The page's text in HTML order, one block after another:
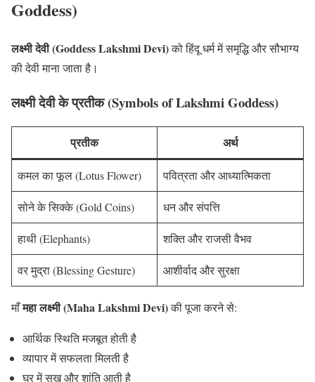
Goddess)
लक्ष्मी देवी (Goddess Lakshmi Devi)को हिंदू धर्म में समृद्धि और सौभाग्य
की देवी माना जाता है।
लक्ष्मी देवी के प्रतीक (Symbols of Lakshmi Goddess)
प्रतीक अर्थ
कमल का फूल (Lotus Flower) पवित्रता और आध्यात्मिकता
सोने के सिक्के (Gold Coins) धन और संपत्ति
हाथी (Elephants) शक्ति और राजसी वैभव
वर मुद्रा (Blessing Gesture) आशीर्वाद और सुरक्षा
माँमहा लक्ष्मी (Maha Lakshmi Devi)की पूजा करने से:
आर्थिक स्थिति मजबूत होती है
व्यापार में सफलता मिलती है
घर में सुख और शांति आती है